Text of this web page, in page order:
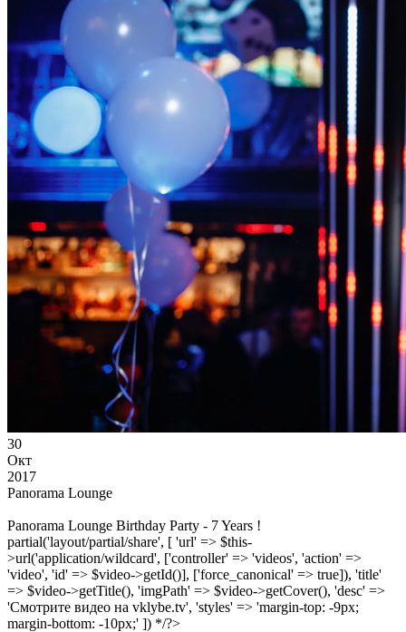
30
Окт
2017
Panorama Lounge
Panorama Lounge Birthday Party - 7 Years !
partial('layout/partial/share', [ 'url' => $this-
>url('application/wildcard', ['controller' => 'videos', 'action' =>
'video', 'id' => $video->getId()], ['force_canonical' => true]), 'title'
=> $video->getTitle(), 'imgPath' => $video->getCover(), 'desc' =>
'Смотрите видео на vklybe.tv', 'styles' => 'margin-top: -9px;
margin-bottom: -10px;' ]) */?>